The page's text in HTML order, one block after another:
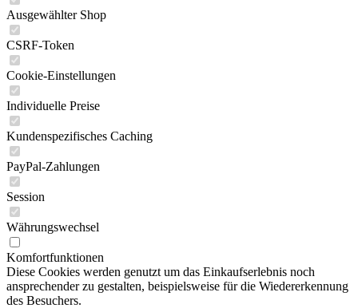
Ausgewählter Shop
CSRF-Token
Cookie-Einstellungen
Individuelle Preise
Kundenspezifisches Caching
PayPal-Zahlungen
Session
Währungswechsel
Komfortfunktionen
Diese Cookies werden genutzt um das Einkaufserlebnis noch
ansprechender zu gestalten, beispielsweise für die Wiedererkennung
des Besuchers.